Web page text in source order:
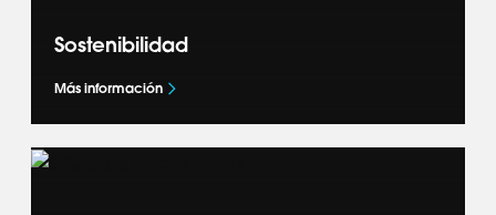
Sostenibilidad
Más información
Descubre cómo estamos dando forma al
futuro de la movilidad y acelerando la